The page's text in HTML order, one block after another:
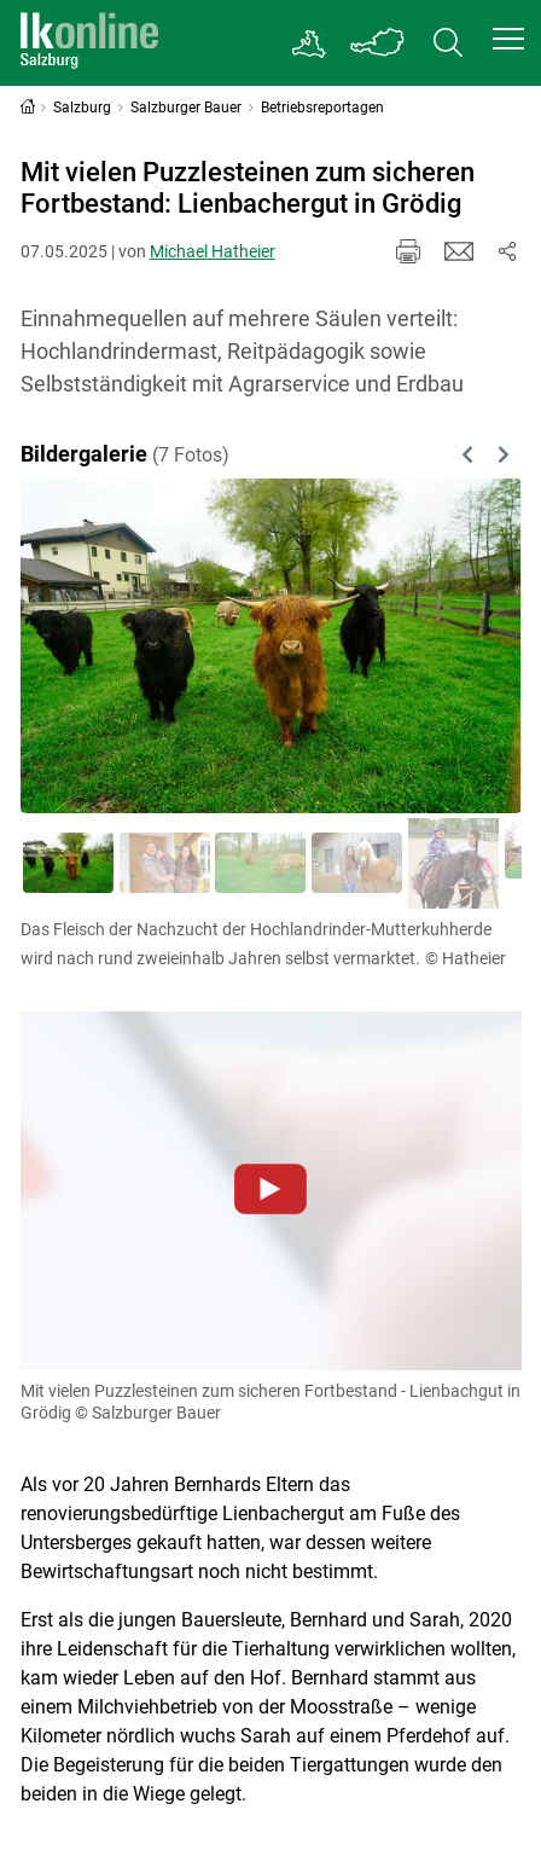
Skip to main content
Salzburg Salzburger Bauer Betriebsreportagen
Mit vielen Puzzlesteinen zum sicheren
Fortbestand: Lienbachergut in Grödig
07.05.2025 | von Michael Hatheier
Einnahmequellen auf mehrere Säulen verteilt:
Hochlandrindermast, Reitpädagogik sowie
Selbstständigkeit mit Agrarservice und Erdbau
Bildergalerie (7 Fotos) Previous
Next
Das Fleisch der Nachzucht der Hochlandrinder-Mutterkuhherde
wird nach rund zweieinhalb Jahren selbst vermarktet. © Hatheier
einsehen und korrigieren
Akzeptieren
Cookies Einstellungen
Mit vielen Puzzlesteinen zum sicheren Fortbestand - Lienbachgut in
Grödig © Salzburger Bauer
Als vor 20 Jahren Bernhards Eltern das
renovierungsbedürftige Lienbachergut am Fuße des
Untersberges gekauft hatten, war dessen weitere
Bewirtschaftungsart noch nicht bestimmt.
Erst als die jungen Bauersleute, Bernhard und Sarah, 2020
ihre Leidenschaft für die Tierhaltung verwirklichen wollten,
kam wieder Leben auf den Hof. Bernhard stammt aus
einem Milchviehbetrieb von der Moosstraße – wenige
Kilometer nördlich wuchs Sarah auf einem Pferdehof auf.
Die Begeisterung für die beiden Tiergattungen wurde den
beiden in die Wiege gelegt.